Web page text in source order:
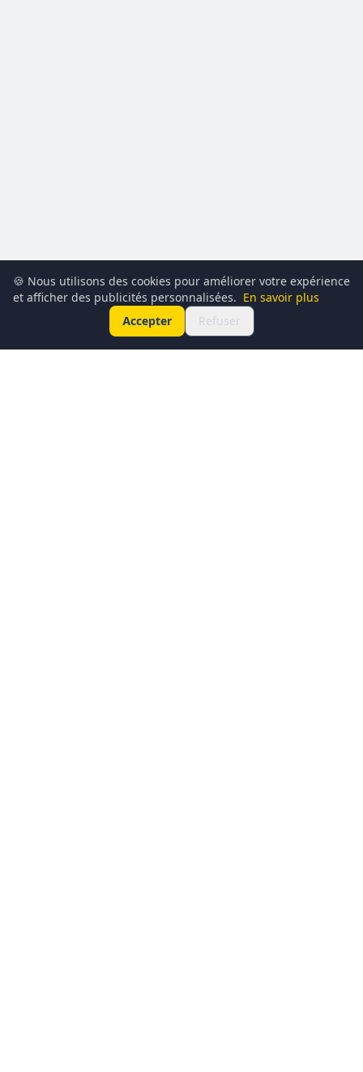
🍪 Nous utilisons des cookies pour améliorer votre expérience
et afficher des publicités personnalisées. En savoir plus
Accepter
Refuser